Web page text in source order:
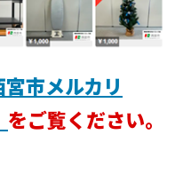
宮市メルカリ
をご覧ください。